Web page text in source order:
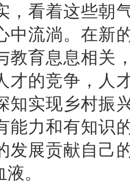
，看着这些朝
中流淌。在新
教育息息相关
才的竞争，人
知实现乡村振
能力和有知识
发展贡献自己
。